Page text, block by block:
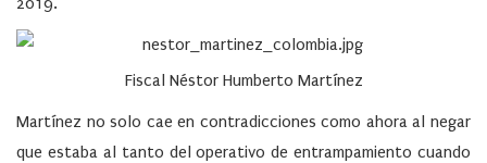
Fiscal Néstor Humberto Martínez
Martínez no solo cae en contradicciones como ahora al negar
que estaba al tanto del operativo de entrampamiento cuando